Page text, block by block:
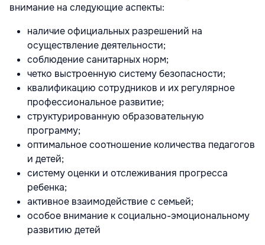
внимание на следующие аспекты:
наличие официальных разрешений на
осуществление деятельности;
соблюдение санитарных норм;
четко выстроенную систему безопасности;
квалификацию сотрудников и их регулярное
профессиональное развитие;
структурированную образовательную
программу;
оптимальное соотношение количества педагогов
и детей;
систему оценки и отслеживания прогресса
ребенка;
активное взаимодействие с семьей;
особое внимание к социально-эмоциональному
развитию детей